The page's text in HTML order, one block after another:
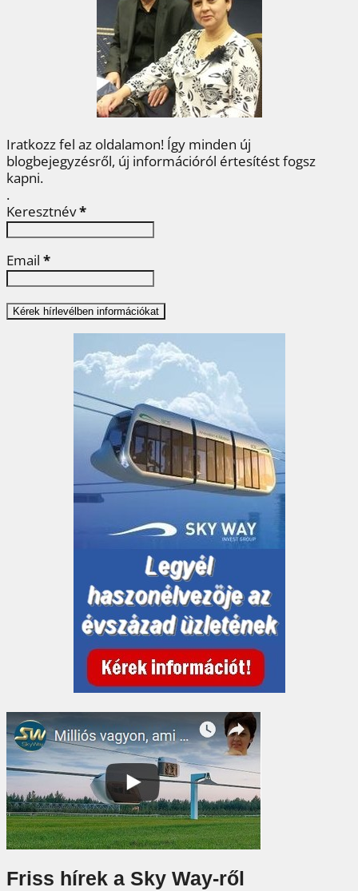
o
k
e
r
e
s
t
d
I
n
e
g
Iratkozz fel az oldalamon! Így minden új
blogbejegyzésről, új információról értesítést fogsz
kapni.
.
Keresztnév*
Email *
Friss hírek a Sky Way-ről